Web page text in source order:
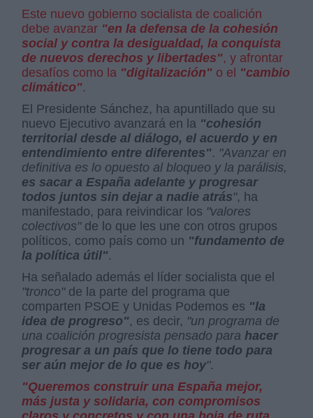
Este nuevo gobierno socialista de coalición
debe avanzar "en la defensa de la cohesión
social y contra la desigualdad, la conquista
de nuevos derechos y libertades", y afrontar
desafíos como la "digitalización" o el "cambio
climático".
El Presidente Sánchez, ha apuntillado que su
nuevo Ejecutivo avanzará en la "cohesión
territorial desde al diálogo, el acuerdo y en
entendimiento entre diferentes". "Avanzar en
definitiva es lo opuesto al bloqueo y la parálisis,
es sacar a España adelante y progresar
todos juntos sin dejar a nadie atrás", ha
manifestado, para reivindicar los "valores
colectivos"de lo que les une con otros grupos
políticos, como país como un "fundamento de
la política útil".
Ha señalado además el líder socialista que el
"tronco"de la parte del programa que
comparten PSOE y Unidas Podemos es "la
idea de progreso", es decir, "un programa de
una coalición progresista pensado para hacer
progresar a un país que lo tiene todo para
ser aún mejor de lo que es hoy".
"Queremos construir una España mejor,
más justa y solidaria, con compromisos